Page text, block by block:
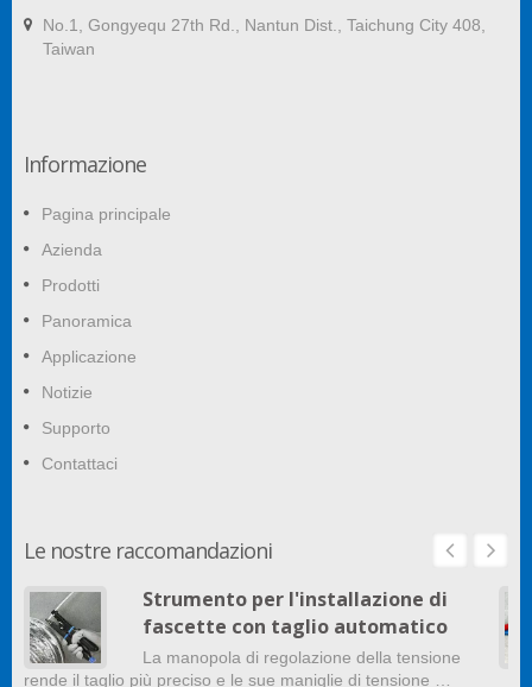
No.1, Gongyequ 27th Rd., Nantun Dist., Taichung City 408,
Taiwan
Informazione
Pagina principale
Azienda
Prodotti
Panoramica
Applicazione
Notizie
Supporto
Contattaci
Le nostre raccomandazioni
Strumento per l'installazione di
fascette con taglio automatico
La manopola di regolazione della tensione
rende il taglio più preciso e le sue maniglie di tensione …